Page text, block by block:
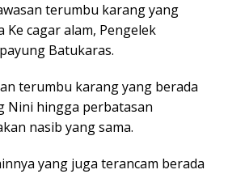
terumbu karang yang
Ke cagar alam, Pengelek
Batukaras.
terumbu karang yang berada
Nini hingga perbatasan
nasib yang sama.
yang juga terancam berada